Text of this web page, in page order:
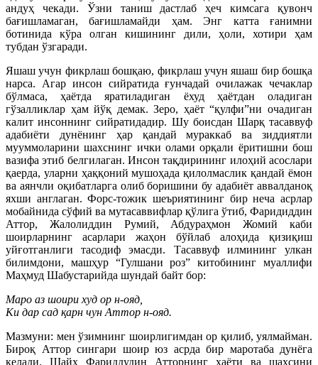
андуҳ чекади. Ўзни таниш дастлаб ҳеч кимсага қувонч
бағишламаган, бағишламайди ҳам. Энг катта ғанимни
ботинида кўра олган кишининг дили, ҳоли, хотири ҳам
тубдан ўзгаради.
Яшаш учун фикрлаш бошқаю, фикрлаш учун яшаш бир бошқа
нарса. Агар инсон сийратида ғунчадай очилажак чечаклар
бўлмаса, ҳаётда яратиладиган ёхуд ҳаётдан оладиган
гўзалликлар ҳам йўқ демак. Зеро, ҳаёт “қулфи”ни очадиган
калит инсоннинг сийратидадир. Шу боисдан Шарқ тасаввуф
адабиёти дунёнинг ҳар қандай мураккаб ва зиддиятли
мууммоларини шахснинг ички олами орқали ёритишни бош
вазифа этиб белгилаган. Инсон тақдирининг илоҳий асослари
қаерда, уларни ҳаққоний мушоҳада қилолмаслик қандай ёмон
ва аянчли оқибатларга олиб боришини бу адабиёт аввалданоқ
яхши англаган. Форс-тожик шеъриятининг бир неча асрлар
мобайнида сўфий ва мутасаввифлар қўлига ўтиб, Фаридиддин
Аттор, Жалолиддин Румий, Абдураҳмон Жомий каби
шоирларнинг асарлари жаҳон бўйлаб алоҳида қизиқиш
уйғотганлиги тасодиф эмасди. Тасаввуф илмининг улкан
билимдони, машҳур “Гулшани роз” китобининг муаллифи
Маҳмуд Шабустарийда шундай байт бор:
Маро аз шоири худ ор н-ояд,
Ки дар сад қарн чун Аттор н-ояд.
Мазмуни: мен ўзимнинг шоирлигимдан ор қилиб, уялмайман.
Бироқ Аттор сингари шоир юз асрда бир маротаба дунёга
келади. Шайх Фариддудин Атторнинг ҳаёти ва шахсини